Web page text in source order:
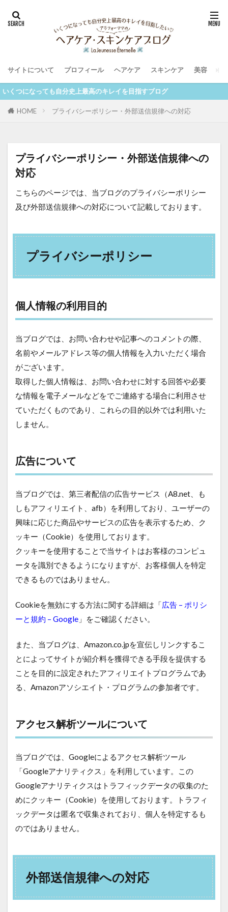
サイトについて プロフィール ヘアケア スキンケア 美容
になっても自分史上最高のキレイを目指すブログ
HOME プライバシーポリシー・外部送信規律への対応
プライバシーポリシー・外部送信規律への
対応
こちらのページでは、当ブログのプライバシーポリシー
及び外部送信規律への対応について記載しております。
プライバシーポリシー
個人情報の利用目的
当ブログでは、お問い合わせや記事へのコメントの際、
名前やメールアドレス等の個人情報を入力いただく場合
がございます。
取得した個人情報は、お問い合わせに対する回答や必要
な情報を電子メールなどをでご連絡する場合に利用させ
ていただくものであり、これらの目的以外では利用いた
しません。
広告について
当ブログでは、第三者配信の広告サービス（A8.net、も
しもアフィリエイト、afb）を利用しており、ユーザーの
興味に応じた商品やサービスの広告を表示するため、ク
ッキー（Cookie）を使用しております。
クッキーを使用することで当サイトはお客様のコンピュ
ータを識別できるようになりますが、お客様個人を特定
できるものではありません。
Cookieを無効にする方法に関する詳細は「広告 – ポリシ
ーと規約 – Google 」をご確認ください。
また、当ブログは、Amazon.co.jpを宣伝しリンクするこ
とによってサイトが紹介料を獲得できる手段を提供する
ことを目的に設定されたアフィリエイトプログラムであ
る、Amazonアソシエイト・プログラムの参加者です。
アクセス解析ツールについて
当ブログでは、Googleによるアクセス解析ツール
「Googleアナリティクス」を利用しています。この
Googleアナリティクスはトラフィックデータの収集のた
めにクッキー（Cookie）を使用しております。トラフィ
ックデータは匿名で収集されており、個人を特定するも
のではありません。
外部送信規律への対応